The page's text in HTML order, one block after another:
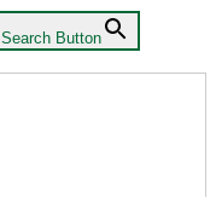
Search Button